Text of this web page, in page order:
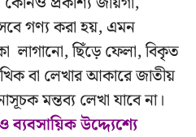
গণ্য করা হয়, এমন
লাগানো, ছিঁড়ে ফেলা, বিকৃত
বা লেখার আকারে জাতীয়
মন্তব্য লেখা যাবে না।
উদ্দ্যেশ্যে